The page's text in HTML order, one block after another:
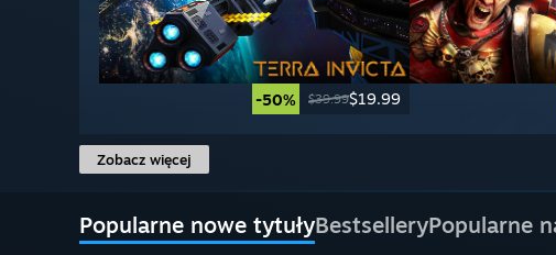
-50% $39.99$19.99
Zobacz więcej
Popularne nowe tytułyBestselleryPopularne